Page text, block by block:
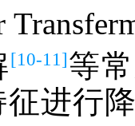
[10-11]等
进行